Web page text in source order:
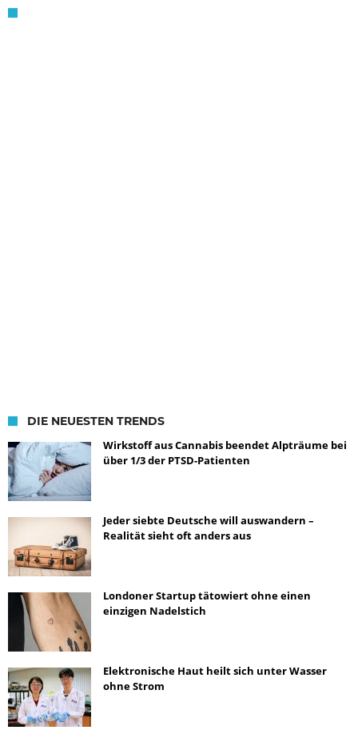
DIE NEUESTEN TRENDS
Wirkstoff aus Cannabis beendet Alpträume bei
über 1/3 der PTSD-Patienten
Jeder siebte Deutsche will auswandern –
Realität sieht oft anders aus
Londoner Startup tätowiert ohne einen
einzigen Nadelstich
Elektronische Haut heilt sich unter Wasser
ohne Strom